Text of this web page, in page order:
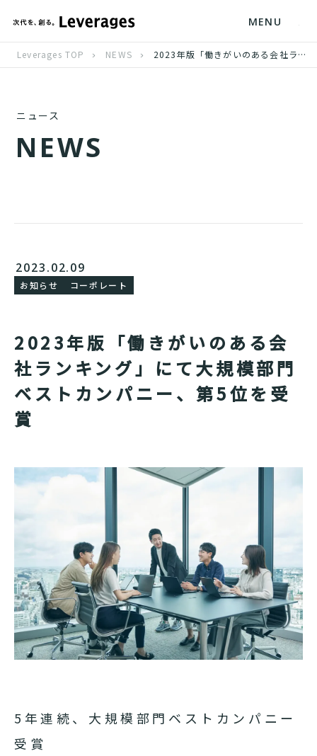
MENU
Leverages TOP NEWS 2023年版「働きがいのある会社ランキング」にて大規模部門ベストカンパニー、第5位を受賞
ニュース
NEWS
2023.02.09
お知らせ コーポレート
2023年版「働きがいのある会
社ランキング」にて大規模部門
ベストカンパニー、第5位を受
賞
5年連続、大規模部門ベストカンパニー
受賞